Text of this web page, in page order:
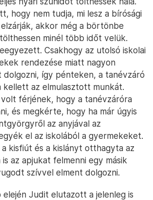
hogy nem tudja, mi lesz a bírósági
akkor még a börtönbe
minél több időt velük.
Csakhogy az utolsó iskolai
rendezése miatt nagyon
így pénteken, a tanévzáró
kellett az elmulasztott munkát.
férjének, hogy a tanévzáróra
és megkérte, hogy ha már úgyis
az anyjával az
el az iskolából a gyermekeket.
a kisfiút és a kislányt otthagyta az
az apjukat felmenni egy másik
szívvel elment dolgozni.
elején Judit elutazott a jelenleg is